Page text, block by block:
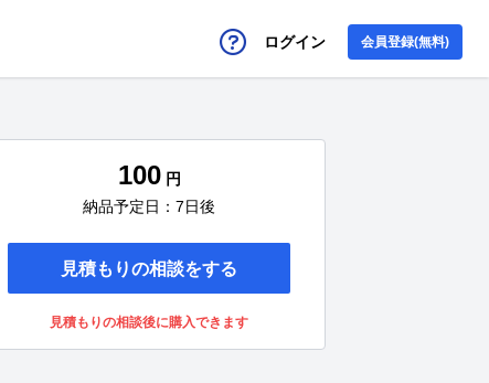
ログイン 会員登録(無料)
100 円
納品予定日：7日後
見積もりの相談をする
見積もりの相談後に購入できます